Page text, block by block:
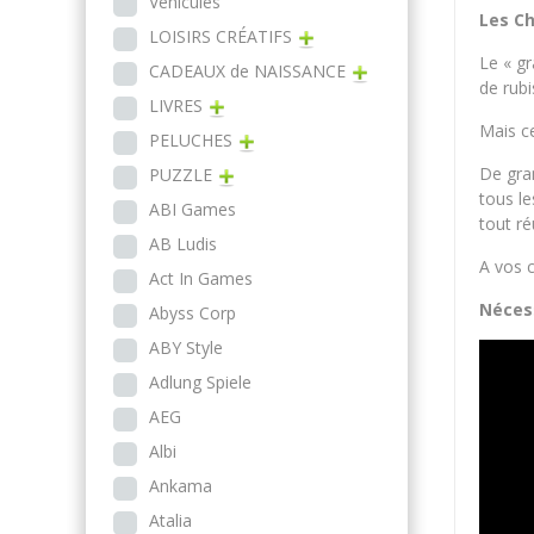
Les
Le «
de
Mais
De
tous
tout
A vos
LOISIRS CRÉATIFS
CADEAUX de NAISSANCE
LIVRES
PELUCHES
PUZZLE
ABI Games
AB Ludis
Act In Games
Abyss Corp
ABY Style
Adlung Spiele
AEG
Albi
Ankama
Atalia